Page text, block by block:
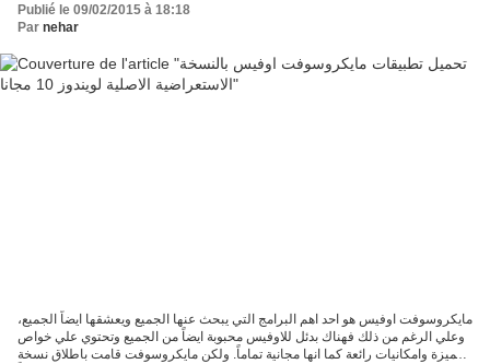
Publié le 09/02/2015 à 18:18
Par nehar
مايكروسوفت اوفيس هو احد اهم البرامج التي يبحث عنها الجميع ويعشقها ايضاً الجميع،
وعلي الرغم من ذلك فهناك بدئل للاوفيس محبوبة ايضاً من الجميع وتحتوي علي خواص
مميزة وامكانيات رائعة كما انها مجانية تماماً. ولكن مايكروسوفت قامت باطلاق نسخة